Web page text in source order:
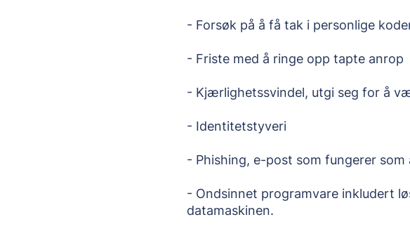
- Forsøk på å få tak i personlige
- Friste med å ringe opp tapte anrop
- Kjærlighetssvindel, utgi seg for å
- Identitetstyveri
- Phishing, e-post som fungerer
- Ondsinnet programvare inkludert
datamaskinen.